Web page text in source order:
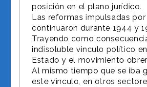
posición en el plano jurídico.
Las reformas impulsadas por
continuaron durante 1944 y
Trayendo como
indisoluble vínculo político
Estado y el movimiento
Al mismo tiempo que se iba
este vínculo, en otros